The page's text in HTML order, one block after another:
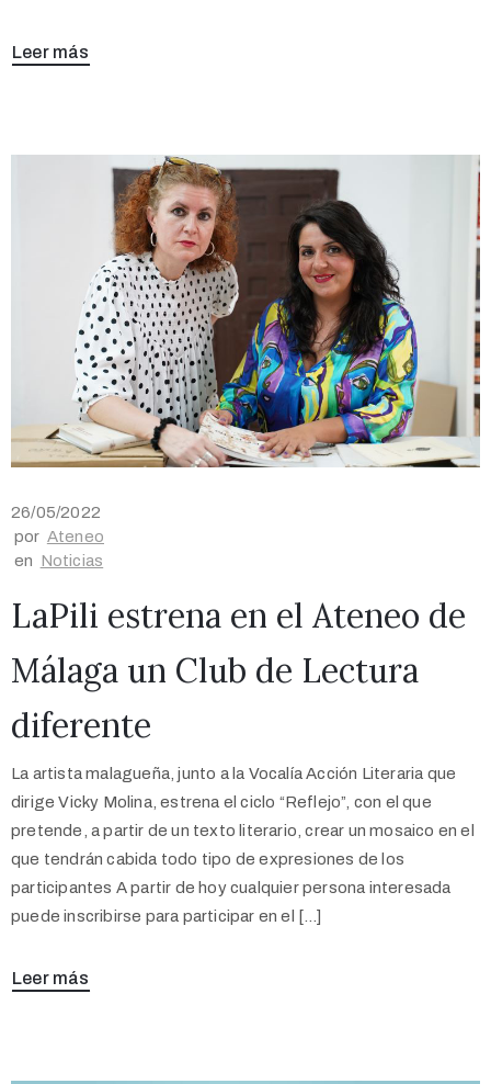
Leer más
26/05/2022
por Ateneo
en Noticias
LaPili estrena en el Ateneo de
Málaga un Club de Lectura
diferente
La artista malagueña, junto a la Vocalía Acción Literaria que
dirige Vicky Molina, estrena el ciclo “Reflejo”, con el que
pretende, a partir de un texto literario, crear un mosaico en el
que tendrán cabida todo tipo de expresiones de los
participantes A partir de hoy cualquier persona interesada
puede inscribirse para participar en el […]
Leer más